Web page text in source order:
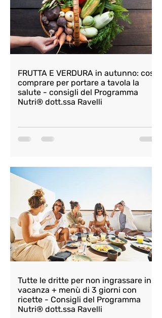
FRUTTA E VERDURA in autunno: cosa
comprare per portare a tavola la
salute - consigli del Programma
Nutri® dott.ssa Ravelli
Tutte le dritte per non ingrassare in
vacanza + menù di 3 giorni con
ricette - Consigli del Programma
Nutri® dott.ssa Ravelli